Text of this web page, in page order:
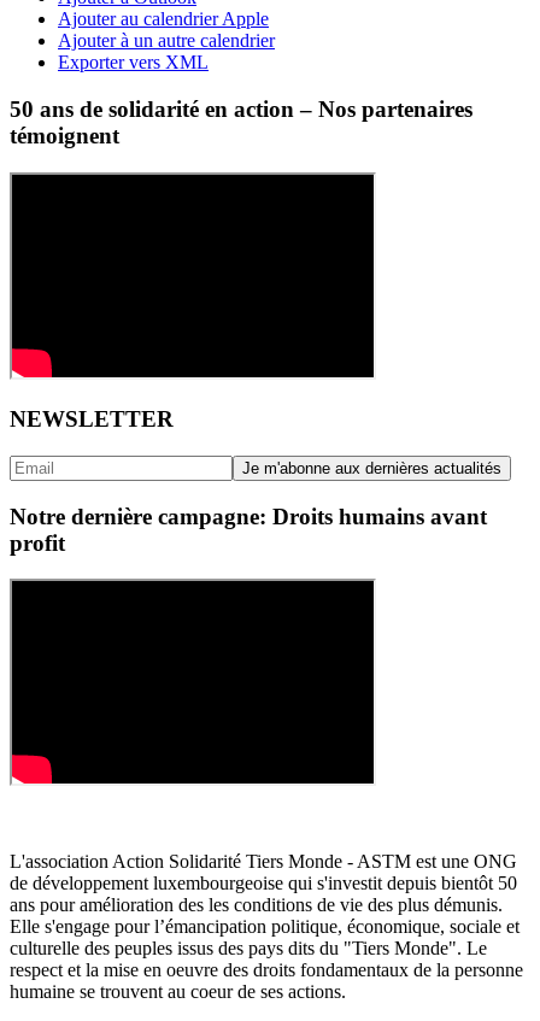
Ajouter au calendrier Apple
Ajouter à un autre calendrier
Exporter vers XML
50 ans de solidarité en action – Nos partenaires
témoignent
NEWSLETTER
Notre dernière campagne: Droits humains avant
profit
L'association Action Solidarité Tiers Monde - ASTM est une ONG
de développement luxembourgeoise qui s'investit depuis bientôt 50
ans pour amélioration des les conditions de vie des plus démunis.
Elle s'engage pour l’émancipation politique, économique, sociale et
culturelle des peuples issus des pays dits du "Tiers Monde". Le
respect et la mise en oeuvre des droits fondamentaux de la personne
humaine se trouvent au coeur de ses actions.